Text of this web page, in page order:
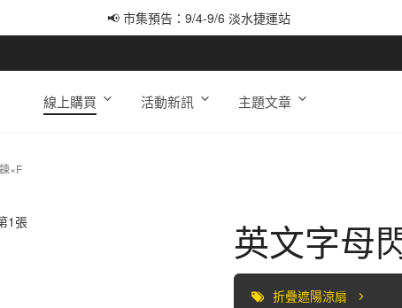
📢 市集預告：9/4-9/6 淡水捷運站
線上購買 活動新訊 主題文章
×F
英文字母
折疊遮陽涼扇